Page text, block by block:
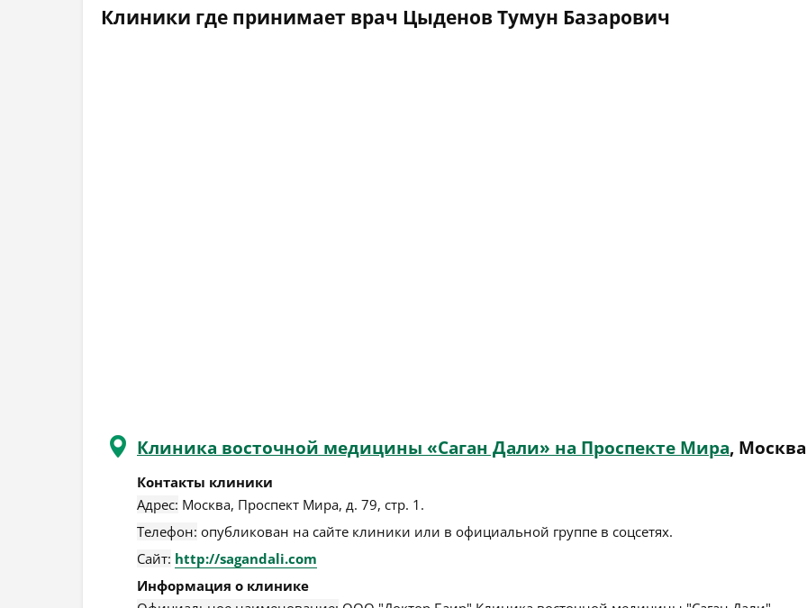
Клиники где принимает врач Цыденов Тумун Базарович
Клиника восточной медицины «Саган Дали» на Проспекте Мира, Москва
Контакты клиники
Адрес: Москва, Проспект Мира, д. 79, стр. 1 .
Телефон: опубликован на сайте клиники или в официальной группе в соцсетях.
Сайт: http://sagandali.com
Информация о клинике